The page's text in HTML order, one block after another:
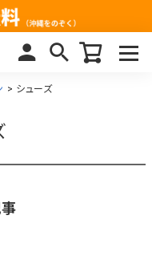
シューズ